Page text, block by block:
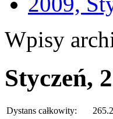
Wpisy
Styczeń,
Dystans całkowity: